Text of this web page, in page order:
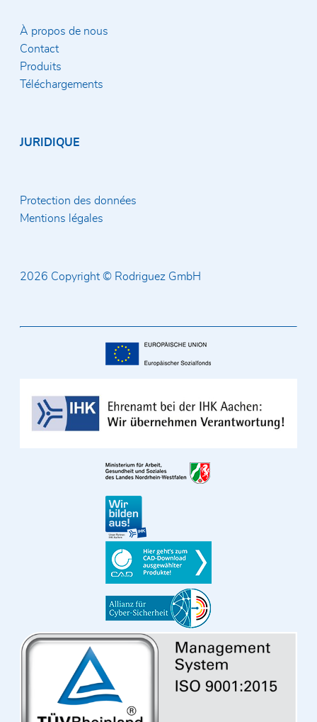
À propos de nous
Contact
Produits
Téléchargements
JURIDIQUE
Protection des données
Mentions légales
2026 Copyright © Rodriguez GmbH